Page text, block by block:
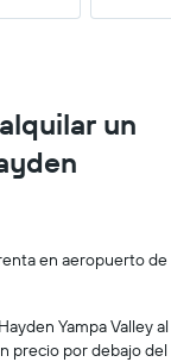
un
en aeropuerto de
Yampa Valley al
precio por debajo del